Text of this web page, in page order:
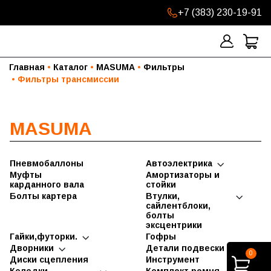
+7 (383) 230-19-91
Главная Каталог MASUMA
Фильтры
Фильтры трансмиссии
MASUMA
Пневмобаллоны
Автоэлектрика
Форсунки
Шлейфы
подрулевые
Сигналы
звуковые
Автолампы
Бензонасосы
Болты и
контакты
Муфты
карданного вала
Амортизаторы и
стойки
Болты картера
Втулки,
сайлентблоки,
болты
эксцентрики
Болты
эксцентрики
Втулки
стабилизатора
Гайки,футорки.
Гайки легковые
Футорки и гайки
грузовые
Гофры
Дворники
Дворники
бескаркасные
Детали подвески
Вал рулевой
Диски сцепления
Инструмент
0